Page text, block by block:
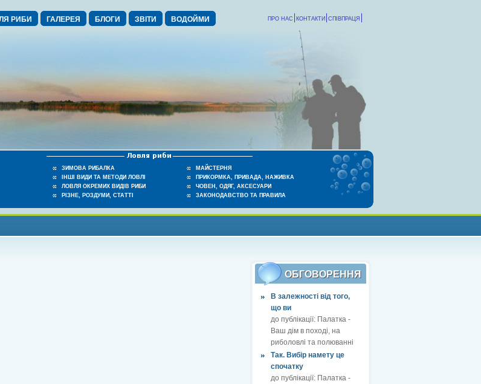
РИБИ ГАЛЕРЕЯ БЛОГИ ЗВІТИ ВОДОЙМИ СПІВПРАЦЯ
КОНТАКТИ
ПРО НАС
ЗИМОВА РИБАЛКА
ІНШІ ВИДИ ТА МЕТОДИ ЛОВЛІ
ЛОВЛЯ ОКРЕМИХ ВИДІВ РИБИ
РІЗНЕ, РОЗДУМИ, СТАТТІ
МАЙСТЕРНЯ
ПРИКОРМКА, ПРИВАДА, НАЖИВКА
ЧОВЕН, ОДЯГ, АКСЕСУАРИ
ЗАКОНОДАВСТВО ТА ПРАВИЛА
ОБГОВОРЕННЯ
В залежності від того,
що ви
до публікації: Палатка -
Ваш дім в поході, на
риболовлі та полюванні
Так. Вибір намету це
спочатку
до публікації: Палатка -